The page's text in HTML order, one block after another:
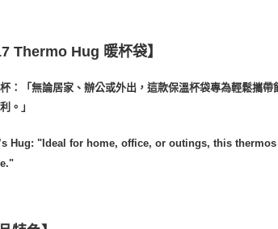
Thermo Hug 暖杯袋】
：「無論居家、辦公或外出，這款保溫杯袋專為輕鬆攜
。」
Hug: "Ideal for home, office, or outings, this